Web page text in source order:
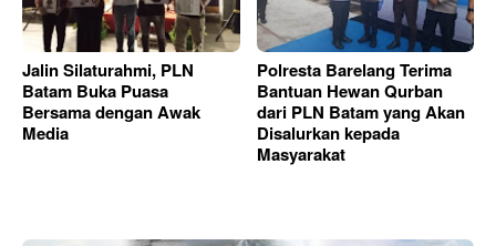
Jalin Silaturahmi, PLN
Batam Buka Puasa
Bersama dengan Awak
Media
Polresta Barelang Terima
Bantuan Hewan Qurban
dari PLN Batam yang Akan
Disalurkan kepada
Masyarakat